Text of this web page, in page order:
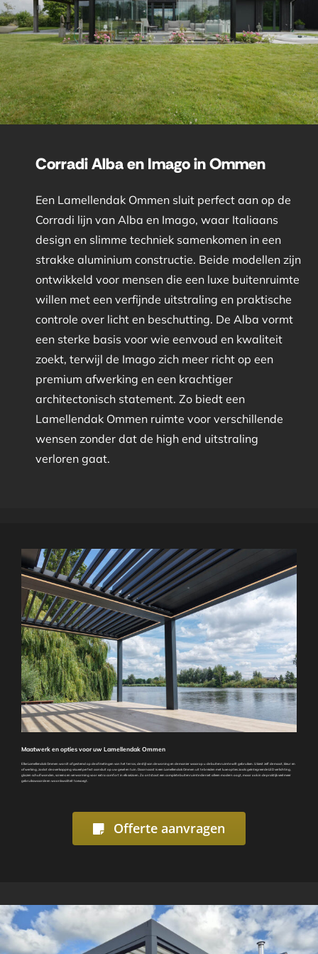
Corradi Alba en Imago in Ommen
Een Lamellendak Ommen sluit perfect aan op de
Corradi lijn van Alba en Imago, waar Italiaans
design en slimme techniek samenkomen in een
strakke aluminium constructie. Beide modellen zijn
ontwikkeld voor mensen die een luxe buitenruimte
willen met een verfijnde uitstraling en praktische
controle over licht en beschutting. De Alba vormt
een sterke basis voor wie eenvoud en kwaliteit
zoekt, terwijl de Imago zich meer richt op een
premium afwerking en een krachtiger
architectonisch statement. Zo biedt een
Lamellendak Ommen ruimte voor verschillende
wensen zonder dat de high end uitstraling
verloren gaat.
Maatwerk en opties voor uw Lamellendak Ommen
Elke Lamellendak Ommen wordt afgestemd op de afmetingen van het terras, de stijl van de woning en de manier waarop u de buitenruimte wilt gebruiken. U kiest zelf de maat, kleur en
afwerking, zodat de overkapping visueel perfect aansluit op uw gevel en tuin. Daarnaast is een Lamellendak Ommen uit te breiden met luxe opties zoals geïntegreerde LED verlichting,
glazen schuifwanden, screens en verwarming voor extra comfort in elk seizoen. Zo ontstaat een complete buitenruimte die niet alleen modern oogt, maar ook in de praktijk veel meer
gebruikswaarde en woonkwaliteit toevoegt.
Offerte aanvragen